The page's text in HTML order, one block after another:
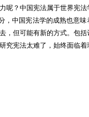
呢？中国宪法属于世界宪法
，中国宪法学的成熟也意味
，但可能有新的方式。包括
究宪法太难了，始终面临着